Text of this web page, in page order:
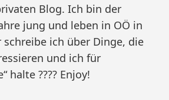
Blog. Ich bin der
jung und leben in OÖ in
schreibe ich über Dinge, die
und ich für
halte ???? Enjoy!